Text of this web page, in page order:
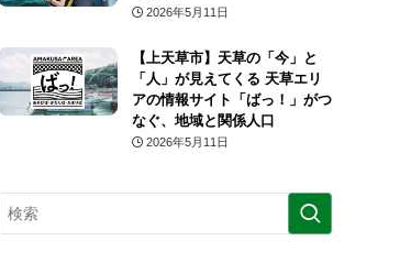
2026年5月11日
【上天草市】天草の「今」と
「人」が見えてくる 天草エリ
アの情報サイト「ばっ！」がつ
なぐ、地域と関係人口
2026年5月11日